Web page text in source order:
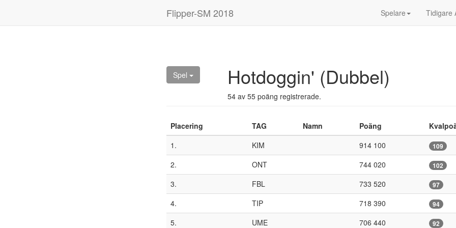
Flipper-SM 2018 Spelare Tidigare
Spel Hotdoggin' (Dubbel)
54 av 55 poäng registrerade.
Placering TAG Namn Poäng
1.
KIM 914 100 109
2. ONT 744 020 102
3. FBL 733 520 97
4. TIP 718 390 94
5. UME 706 440 92